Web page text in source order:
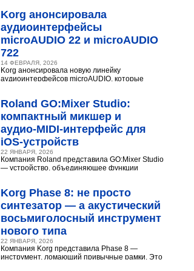
Korg анонсировала
аудиоинтерфейсы
microAUDIO 22 и microAUDIO
722
14 ФЕВРАЛЯ, 2026
Korg анонсировала новую линейку
аудиоинтерфейсов microAUDIO, которые
Roland GO:Mixer Studio:
компактный микшер и
аудио‑MIDI‑интерфейс для
iOS‑устройств
22 ЯНВАРЯ, 2026
Компания Roland представила GO:Mixer Studio
— устройство, объединяющее функции
Korg Phase 8: не просто
синтезатор — а акустический
восьмиголосный инструмент
нового типа
22 ЯНВАРЯ, 2026
Компания Korg представила Phase 8 —
инструмент, ломающий привычные рамки. Это